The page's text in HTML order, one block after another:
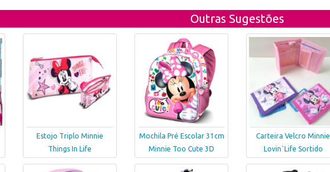
Outras Sugestões
Estojo Triplo Minnie
Things In Life
Mochila Pré Escolar 31cm
Minnie Too Cute 3D
Carteira Velcro Minnie
Lovin´Life Sortido